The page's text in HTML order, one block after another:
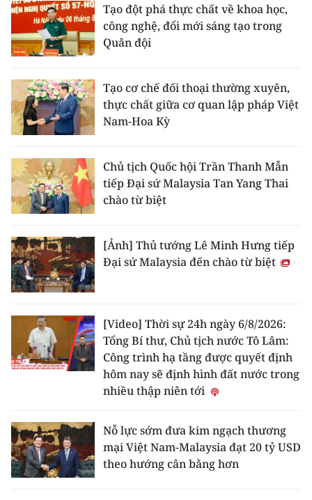
Tạo đột phá thực chất về khoa học,
công nghệ, đổi mới sáng tạo trong
Quân đội
Tạo cơ chế đối thoại thường xuyên,
thực chất giữa cơ quan lập pháp Việt
Nam-Hoa Kỳ
Chủ tịch Quốc hội Trần Thanh Mẫn
tiếp Đại sứ Malaysia Tan Yang Thai
chào từ biệt
[Ảnh] Thủ tướng Lê Minh Hưng tiếp
Đại sứ Malaysia đến chào từ biệt
[Video] Thời sự 24h ngày 6/8/2026:
Tổng Bí thư, Chủ tịch nước Tô Lâm:
Công trình hạ tầng được quyết định
hôm nay sẽ định hình đất nước trong
nhiều thập niên tới
Nỗ lực sớm đưa kim ngạch thương
mại Việt Nam-Malaysia đạt 20 tỷ USD
theo hướng cân bằng hơn